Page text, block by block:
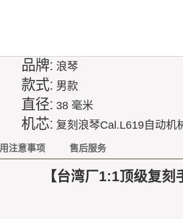
品牌: 浪琴
款式: 男款
直径: 38 毫米
机芯: 复刻浪琴Cal.L619自动机
注意事项 售后服务
【台湾厂1:1顶级复